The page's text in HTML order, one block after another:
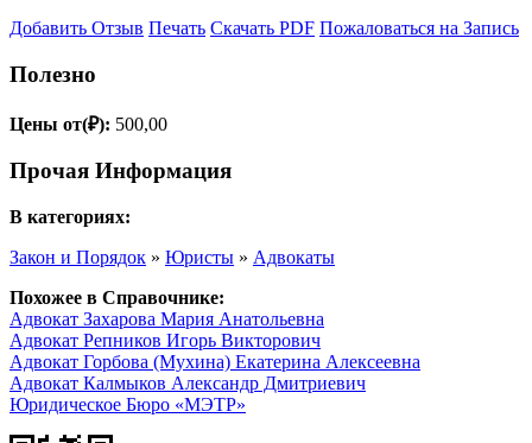
Добавить Отзыв Печать Скачать PDF Пожаловаться на Запись
Полезно
Цены от(₽): 500,00
Прочая Информация
В категориях:
Закон и Порядок » Юристы » Адвокаты
Похожее в Справочнике:
Адвокат Захарова Мария Анатольевна
Адвокат Репников Игорь Викторович
Адвокат Горбова (Мухина) Екатерина Алексеевна
Адвокат Калмыков Александр Дмитриевич
Юридическое Бюро «МЭТР»